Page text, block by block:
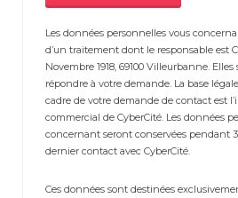
Les données personnelles vous
d’un traitement dont le responsable est
Novembre 1918, 69100 Villeurbanne.
répondre à votre demande. La base
cadre de votre demande de contact est
commercial de CyberCité. Les données
concernant seront conservées pendant
dernier contact avec CyberCité.
Ces données sont destinées